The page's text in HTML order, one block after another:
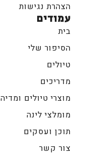
הצהרת נגישות
עמודים
בית
הסיפור שלי
טיולים
מדריכים
מוצרי טיולים ומדיה
מומלצי לינה
תוכן ועסקים
צור קשר